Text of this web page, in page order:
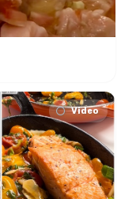
Video